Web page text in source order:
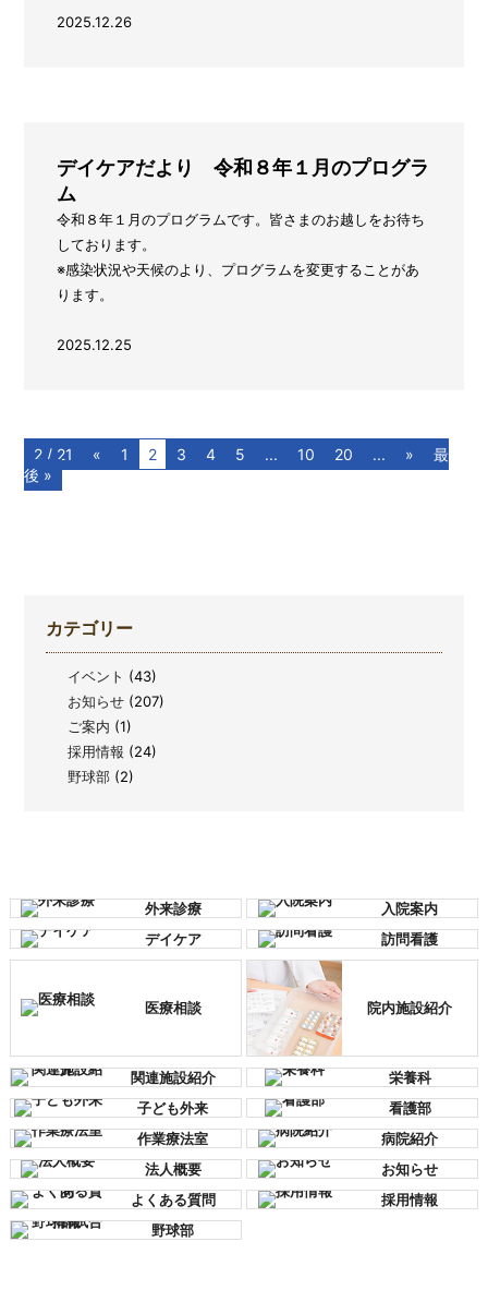
2025.12.26
デイケアだより 令和８年１月のプログラ
ム
令和８年１月のプログラムです。皆さまのお越しをお待ち
しております。
※感染状況や天候のより、プログラムを変更することがあ
ります。
2025.12.25
2 / 21 « 1 2 3 4 5 ... 10 20 ... »
最
後 »
カテゴリー
イベント (43)
お知らせ (207)
ご案内 (1)
採用情報 (24)
野球部 (2)
外来診療
入院案内
デイケア
訪問看護
医療相談 院内施設紹介
関連施設紹介
栄養科
子ども外来
看護部
作業療法室
病院紹介
法人概要
お知らせ
よくある質問
採用情報
野球部